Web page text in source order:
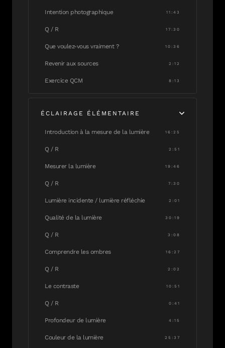
Intention photographique 11:43
Q / R 17:30
Que voulez-vous vraiment ? 10:36
Revenir aux sources 2:12
Exercice QCM 8:13
ÉCLAIRAGE ÉLÉMENTAIRE
Introduction à la mesure de la lumière 16:25
Q / R 2:51
Mesurer la lumière 19:46
Q / R 7:30
Lumière incidente / lumière réfléchie 2:01
Qualité de la lumière 30:19
Q / R 3:08
Comprendre les ombres 16:27
Q / R 2:02
Le contraste 10:51
Q / R 0:41
Profondeur de lumière 4:15
Couleur de la lumière 25:37